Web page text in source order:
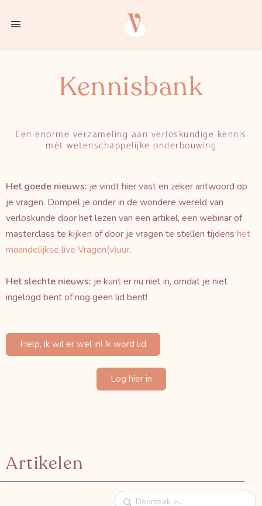
Kennisbank
Een enorme verzameling aan verloskundige kennis
mét wetenschappelijke onderbouwing
Het goede nieuws: je vindt hier vast en zeker antwoord op
je vragen. Dompel je onder in de wondere wereld van
verloskunde door het lezen van een artikel, een webinar of
masterclass te kijken of door je vragen te stellen tijdens het
maandelijkse live Vragen(v)uur.
Het slechte nieuws: je kunt er nu niet in, omdat je niet
ingelogd bent of nog geen lid bent!
Help, ik wil er wel in! Ik word lid
Log hier in
Artikelen
Doorzoek